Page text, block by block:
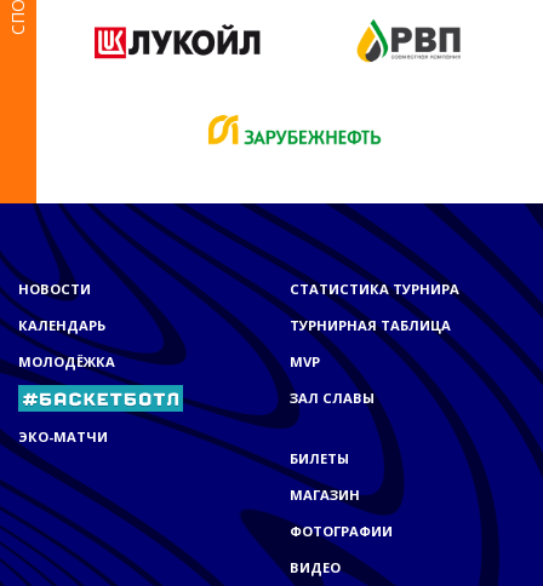
НОВОСТИ
КАЛЕНДАРЬ
МОЛОДЁЖКА
ЭКО-МАТЧИ
СТАТИСТИКА ТУРНИРА
ТУРНИРНАЯ ТАБЛИЦА
MVP
ЗАЛ СЛАВЫ
БИЛЕТЫ
МАГАЗИН
ФОТОГРАФИИ
ВИДЕО